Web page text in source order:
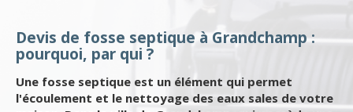
Devis de fosse septique à Grandchamp :
pourquoi, par qui ?
Une fosse septique est un élément qui permet
l'écoulement et le nettoyage des eaux sales de votre